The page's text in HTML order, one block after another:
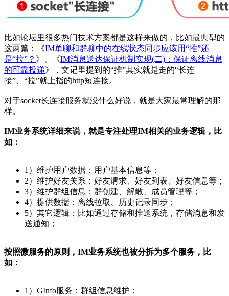
比如论坛里很多热门技术方案都是这样来做的，比如最典型的
这两篇：《IM单聊和群聊中的在线状态同步应该用“推”还
是“拉”？ 》、《IM消息送达保证机制实现(二)：保证离线消息
的可靠投递》，文记里提到的“推”其实就是走的“长连
接”、“拉”就上指的http短连接。
对于socket长连接服务就没什么好说，就是大家最常理解的那
样。
IM业务系统详细来说，就是专注处理IM相关的业务逻辑，比
如：
1）维护用户数据：用户基本信息等；
2）维护好友关系：好友请求、好友列表、好友信息等；
3）维护群组信息：群创建、解散、成员管理等；
4）提供数据：离线拉取、历史记录同步；
5）其它逻辑：比如通过存储和推送系统，存储消息和发
送通知；
按照微服务的原则，IM业务系统也被分拆为多个服务，比
如：
1）GInfo服务：群组信息维护；